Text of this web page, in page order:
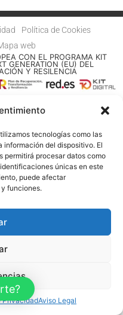
tecnologías como las
información del dispositivo. El
permitirá procesar datos como
únicas en este
puede afectar
funciones.
PrivacidadAviso Legal
Política de Cookies
web
CON EL PROGRAMA KIT
GENERATION (EU) DEL
Y RESILENCIA